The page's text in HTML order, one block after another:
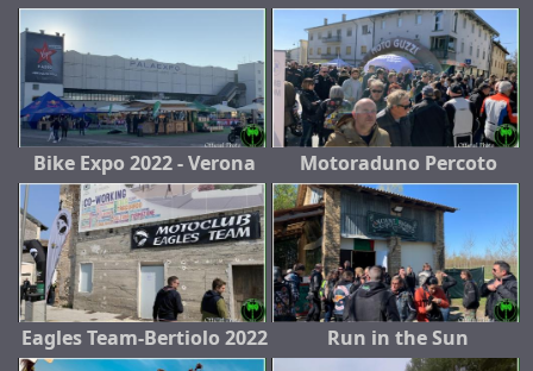
Bike Expo 2022 - Verona Motoraduno Percoto
Eagles Team-Bertiolo 2022 Run in the Sun